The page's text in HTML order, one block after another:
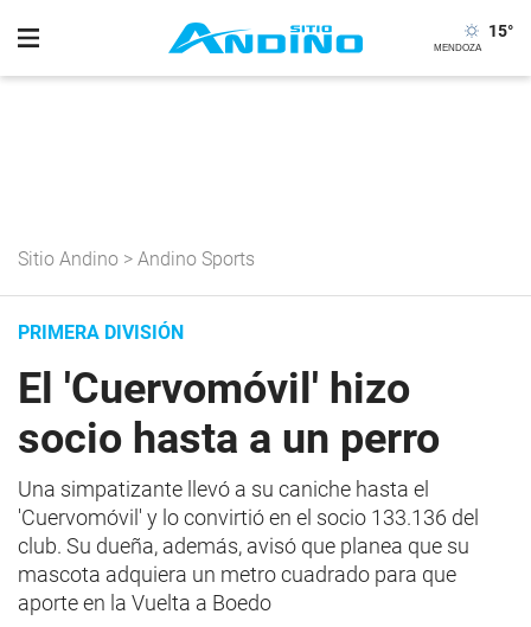
15°
Sitio Andino > Andino Sports
PRIMERA DIVISIÓN
El 'Cuervomóvil' hizo
socio hasta a un perro
Una simpatizante llevó a su caniche hasta el
'Cuervomóvil' y lo convirtió en el socio 133.136 del
club. Su dueña, además, avisó que planea que su
mascota adquiera un metro cuadrado para que
aporte en la Vuelta a Boedo